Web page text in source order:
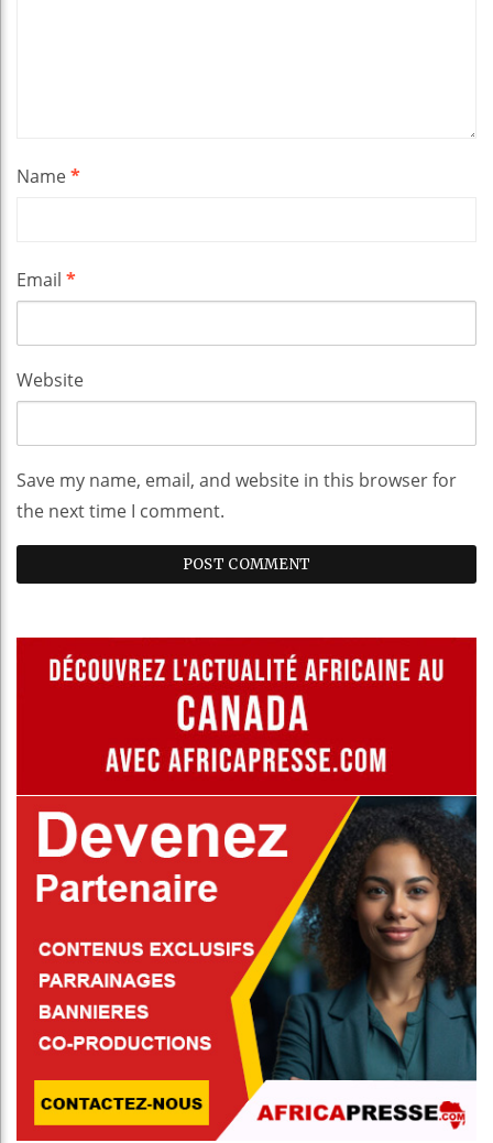
Name*
Email *
Website
Save my name, email, and website in this browser for
the next time I comment.